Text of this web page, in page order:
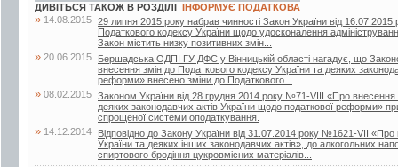
ДИВІТЬСЯ ТАКОЖ В РОЗДІЛІ ІНФОРМУЄ ПОДАТКОВА
» 14.08.2015 29 липня 2015 року набрав чинності Закон України від
Податкового кодексу України щодо удосконалення
Закон містить низку позитивних змін...
» 20.06.2015
Бершадська ОДПІ ГУ ДФС у Вінницькій області нагадує, що
внесення змін до Податкового кодексу України та деяких
реформи» внесено зміни до Податкового...
» 08.02.2015 Законом України від 28 грудня 2014 року №71-VIII «Про внесення
деяких законодавчих актів України щодо податкової реформи»
спрощеної системи оподаткування.
» 14.12.2014
Відповідно до Закону України від 31.07.2014 року №1621-VII
України та деяких інших законодавчих актів», до алкогольних
спиртового бродіння цукровмісних матеріалів...